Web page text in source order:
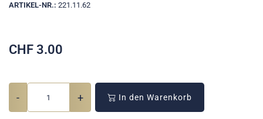
ARTIKEL-NR.: 221.11.62
CHF 3.00
- + In den Warenkorb